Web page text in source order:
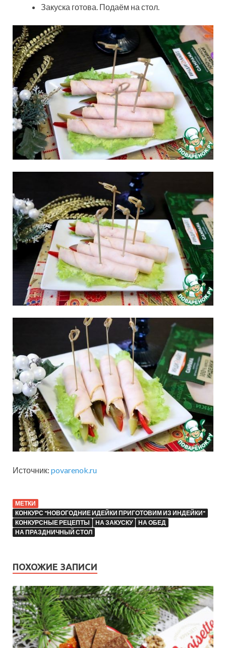
Закуска готова. Подаём на стол.
Источник: povarenok.ru
МЕТКИ
КОНКУРС "НОВОГОДНИЕ ИДЕЙКИ ПРИГОТОВИМ ИЗ ИНДЕЙКИ"
КОНКУРСНЫЕ РЕЦЕПТЫ
НА ЗАКУСКУ
НА ОБЕД
НА ПРАЗДНИЧНЫЙ СТОЛ
ПОХОЖИЕ ЗАПИСИ